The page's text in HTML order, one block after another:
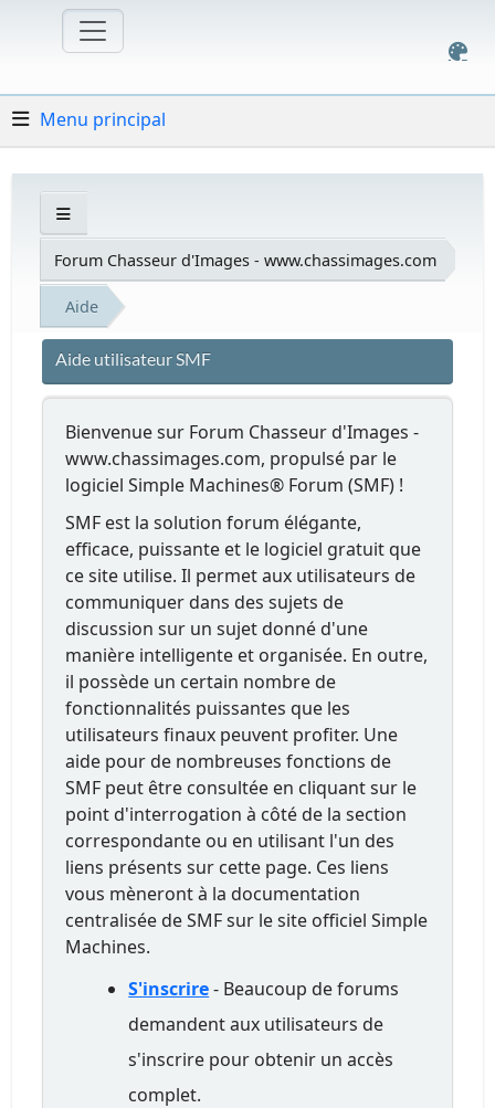
Menu principal
Forum Chasseur d'Images - www.chassimages.com
Aide
Aide utilisateur SMF
Bienvenue sur Forum Chasseur d'Images -
www.chassimages.com, propulsé par le
logiciel Simple Machines® Forum (SMF) !
SMF est la solution forum élégante,
efficace, puissante et le logiciel gratuit que
ce site utilise. Il permet aux utilisateurs de
communiquer dans des sujets de
discussion sur un sujet donné d'une
manière intelligente et organisée. En outre,
il possède un certain nombre de
fonctionnalités puissantes que les
utilisateurs finaux peuvent profiter. Une
aide pour de nombreuses fonctions de
SMF peut être consultée en cliquant sur le
point d'interrogation à côté de la section
correspondante ou en utilisant l'un des
liens présents sur cette page. Ces liens
vous mèneront à la documentation
centralisée de SMF sur le site officiel Simple
Machines.
S'inscrire- Beaucoup de forums
demandent aux utilisateurs de
s'inscrire pour obtenir un accès
complet.